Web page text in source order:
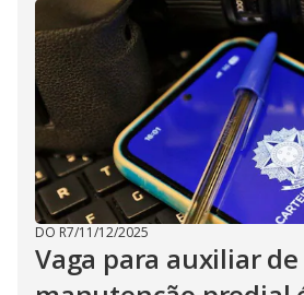
DO R7/11/12/2025
Vaga para auxiliar de